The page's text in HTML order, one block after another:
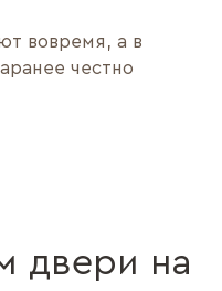
вовремя, а в
честно
двери на